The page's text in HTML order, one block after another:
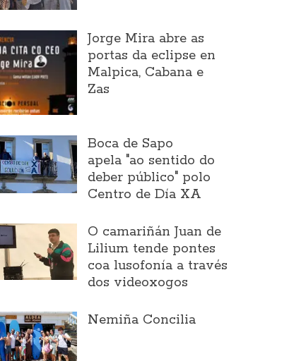
Jorge Mira abre as
portas da eclipse en
Malpica, Cabana e
Zas
Boca de Sapo
apela "ao sentido do
deber público" polo
Centro de Día XA
O camariñán Juan de
Lilium tende pontes
coa lusofonía a través
dos videoxogos
Nemiña Concilia